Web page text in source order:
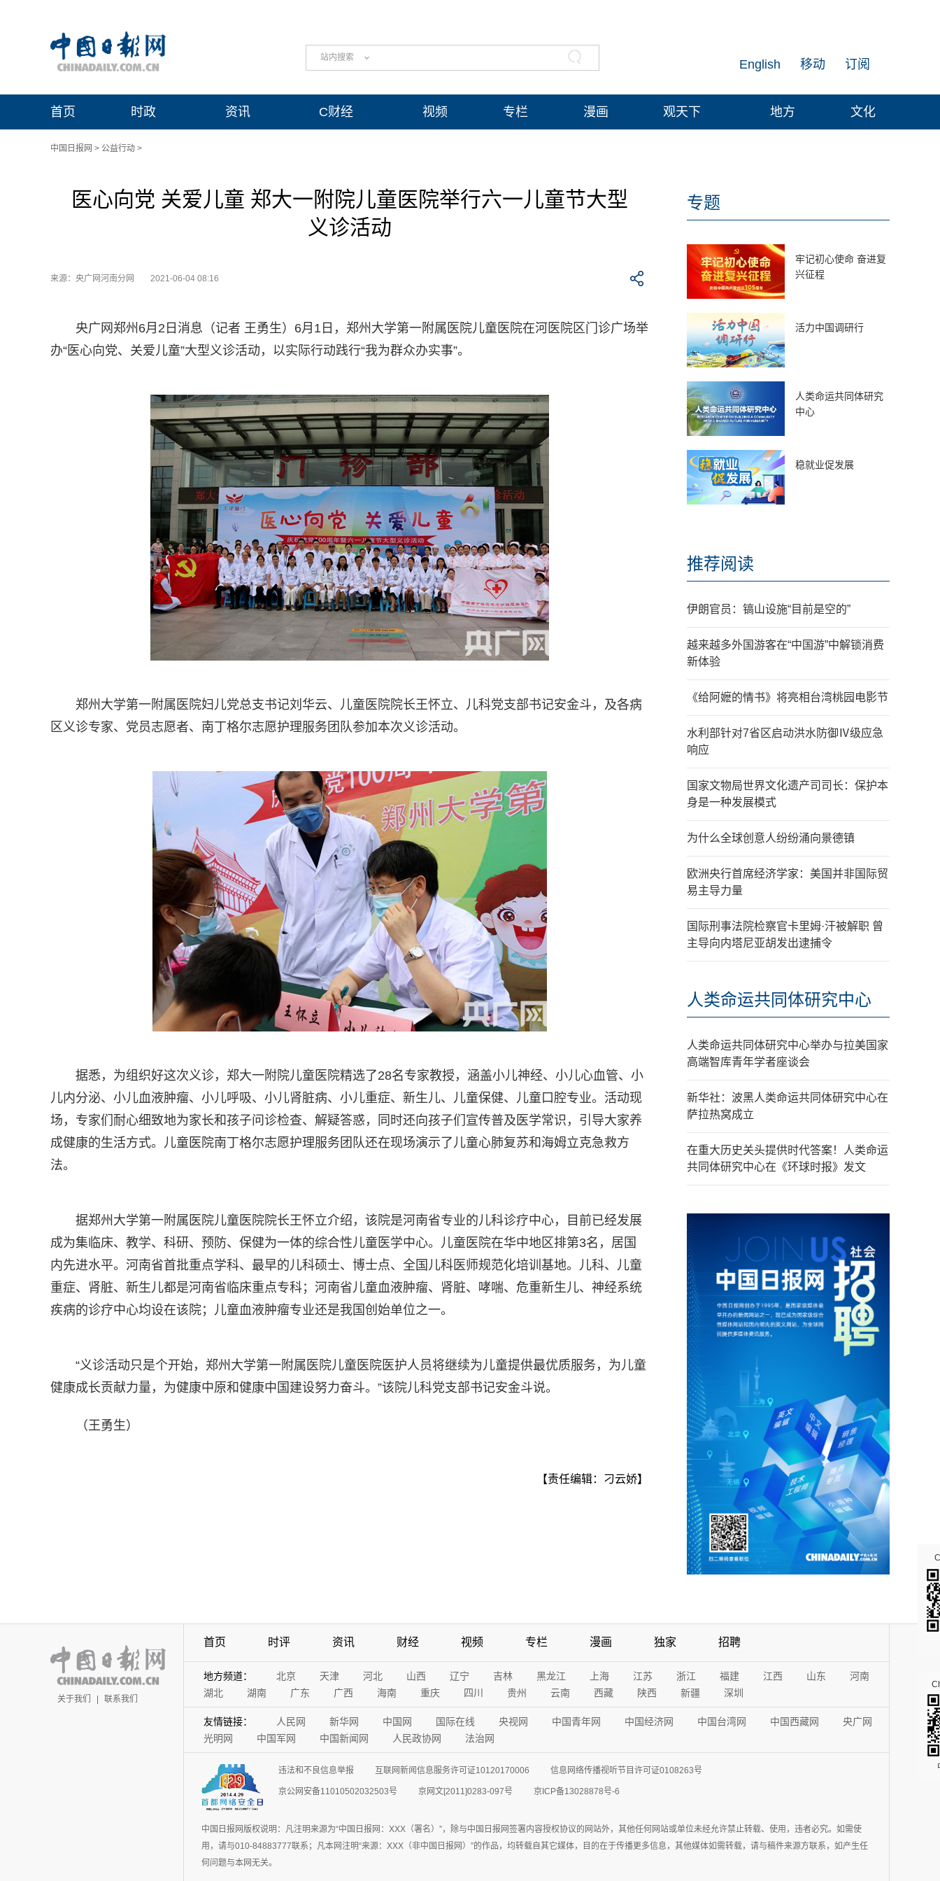
站内搜索 订阅
移动
English
首页 时政 资讯 C财经 视频 专栏 漫画 观天下 地方 文化
中国日报网 > 公益行动 >
医心向党 关爱儿童 郑大一附院儿童医院举行六一儿童节大型
义诊活动
来源：央广网河南分网 2021-06-04 08:16
央广网郑州6月2日消息（记者 王勇生）6月1日，郑州大学第一附属医院儿童医院在河医院区门诊广场举
办“医心向党、关爱儿童”大型义诊活动，以实际行动践行“我为群众办实事”。
郑州大学第一附属医院妇儿党总支书记刘华云、儿童医院院长王怀立、儿科党支部书记安金斗，及各病
区义诊专家、党员志愿者、南丁格尔志愿护理服务团队参加本次义诊活动。
据悉，为组织好这次义诊，郑大一附院儿童医院精选了28名专家教授，涵盖小儿神经、小儿心血管、小
儿内分泌、小儿血液肿瘤、小儿呼吸、小儿肾脏病、小儿重症、新生儿、儿童保健、儿童口腔专业。活动现
场，专家们耐心细致地为家长和孩子问诊检查、解疑答惑，同时还向孩子们宣传普及医学常识，引导大家养
成健康的生活方式。儿童医院南丁格尔志愿护理服务团队还在现场演示了儿童心肺复苏和海姆立克急救方
法。
据郑州大学第一附属医院儿童医院院长王怀立介绍，该院是河南省专业的儿科诊疗中心，目前已经发展
成为集临床、教学、科研、预防、保健为一体的综合性儿童医学中心。儿童医院在华中地区排第3名，居国
内先进水平。河南省首批重点学科、最早的儿科硕士、博士点、全国儿科医师规范化培训基地。儿科、儿童
重症、肾脏、新生儿都是河南省临床重点专科；河南省儿童血液肿瘤、肾脏、哮喘、危重新生儿、神经系统
疾病的诊疗中心均设在该院；儿童血液肿瘤专业还是我国创始单位之一。
“义诊活动只是个开始，郑州大学第一附属医院儿童医院医护人员将继续为儿童提供最优质服务，为儿童
健康成长贡献力量，为健康中原和健康中国建设努力奋斗。”该院儿科党支部书记安金斗说。
（王勇生）
【责任编辑：刁云娇】
专题
牢记初心使命 奋进复
兴征程
活力中国调研行
人类命运共同体研究
中心
稳就业促发展
推荐阅读
伊朗官员：镐山设施“目前是空的”
越来越多外国游客在“中国游”中解锁消费
新体验
《给阿嬷的情书》将亮相台湾桃园电影节
水利部针对7省区启动洪水防御Ⅳ级应急
响应
国家文物局世界文化遗产司司长：保护本
身是一种发展模式
为什么全球创意人纷纷涌向景德镇
欧洲央行首席经济学家：美国并非国际贸
易主导力量
国际刑事法院检察官卡里姆·汗被解职 曾
主导向内塔尼亚胡发出逮捕令
人类命运共同体研究中心
人类命运共同体研究中心举办与拉美国家
高端智库青年学者座谈会
新华社：波黑人类命运共同体研究中心在
萨拉热窝成立
在重大历史关头提供时代答案！人类命运
共同体研究中心在《环球时报》发文
关于我们 | 联系我们
首页 时评 资讯 财经 视频 专栏 漫画 独家 招聘
地方频道： 北京 天津 河北 山西 辽宁 吉林 黑龙江 上海 江苏 浙江 福建 江西 山东
河南
湖北
湖南 广东 广西 海南 重庆 四川 贵州 云南 西藏 陕西 新疆 深圳
友情链接： 人民网 新华网 中国网 国际在线 央视网 中国青年网 中国经济网 中国台湾网 中国西藏网
央广网
光明网
中国军网 中国新闻网 人民政协网 法治网
违法和不良信息举报 互联网新闻信息服务许可证10120170006 信息网络传播视听节目许可证0108263号
京公网安备11010502032503号 京网文[2011]0283-097号 京ICP备13028878号-6
中国日报网版权说明：凡注明来源为“中国日报网：XXX（署名）”，除与中国日报网签署内容授权协议的网站外，其他任何网站或单位未经允许禁止转载、使用，违者必究。如需使
用，请与010-84883777联系；凡本网注明“来源：XXX（非中国日报网）”的作品，均转载自其它媒体，目的在于传播更多信息，其他媒体如需转载，请与稿件来源方联系，如产生任
何问题与本网无关。